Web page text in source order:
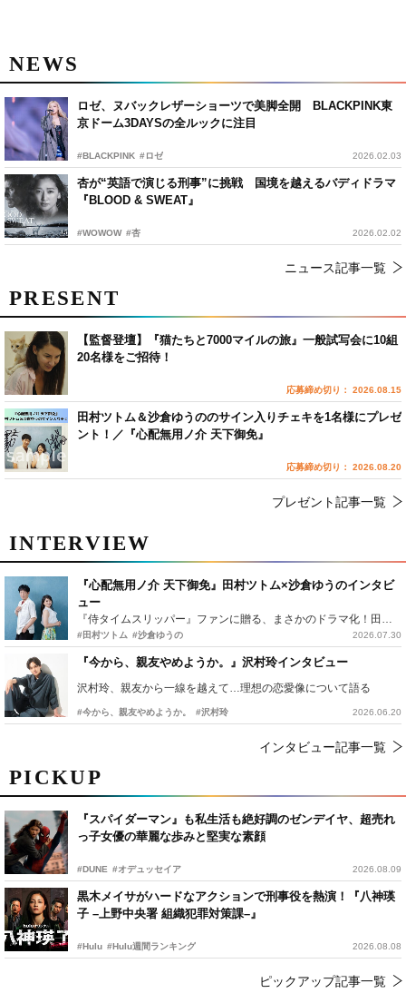
NEWS
ロゼ、ヌバックレザーショーツで美脚全開 BLACKPINK東
京ドーム3DAYSの全ルックに注目
#BLACKPINK #ロゼ 2026.02.03
杏が“英語で演じる刑事”に挑戦 国境を越えるバディドラマ
『BLOOD & SWEAT』
#WOWOW #杏 2026.02.02
ニュース記事一覧
PICKUP
『スパイダーマン』も私生活も絶好調のゼンデイヤ、超売れ
っ子女優の華麗な歩みと堅実な素顔
#DUNE #オデュッセイア 2026.08.09
黒木メイサがハードなアクションで刑事役を熱演！『八神瑛
子 –上野中央署 組織犯罪対策課–』
#Hulu #Hulu週間ランキング 2026.08.08
ピックアップ記事一覧
INTERVIEW
『心配無用ノ介 天下御免』田村ツトム×沙倉ゆうのインタビ
ュー
『侍タイムスリッパー』ファンに贈る、まさかのドラマ化！田村ツトム×沙倉ゆうのが語る『心配無用ノ介』撮影秘話
#田村ツトム #沙倉ゆうの 2026.07.30
『今から、親友やめようか。』沢村玲インタビュー
沢村玲、親友から一線を越えて…理想の恋愛像について語る
#今から、親友やめようか。 #沢村玲 2026.06.20
インタビュー記事一覧
PRESENT
【監督登壇】『猫たちと7000マイルの旅』一般試写会に10組
20名様をご招待！
応募締め切り： 2026.08.15
田村ツトム＆沙倉ゆうののサイン入りチェキを1名様にプレゼ
ント！／『心配無用ノ介 天下御免』
応募締め切り： 2026.08.20
プレゼント記事一覧